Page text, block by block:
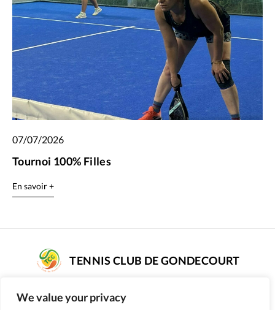
We value your privacy
07/07/2026
Tournoi 100% Filles
En savoir +
TENNIS CLUB DE GONDECOURT
rue Poissonnier - 59147 GONDECOURT